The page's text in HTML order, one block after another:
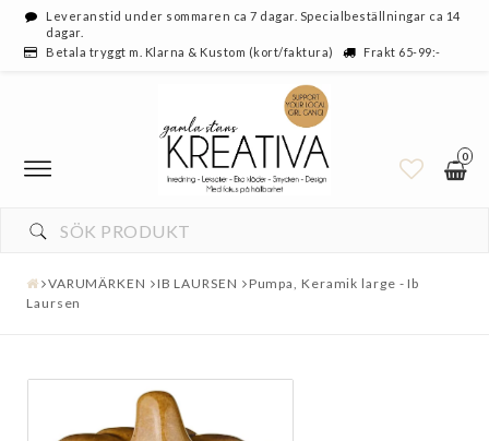
Leveranstid under sommaren ca 7 dagar. Specialbeställningar ca 14
dagar.
Betala tryggt m. Klarna & Kustom (kort/faktura)
Frakt 65-99:-
0
VARUMÄRKEN IB LAURSEN
Pumpa, Keramik large - Ib
Laursen